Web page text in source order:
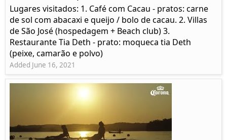
Lugares visitados: 1. Café com Cacau - pratos: carne
de sol com abacaxi e queijo / bolo de cacau. 2. Villas
de São José (hospedagem + Beach club) 3.
Restaurante Tia Deth - prato: moqueca tia Deth
(peixe, camarão e polvo)
Added June 16, 2021